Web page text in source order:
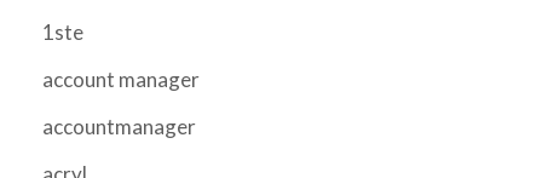
1ste
account manager
accountmanager